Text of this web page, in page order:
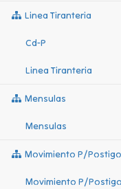
Linea Tiranteria
Cd-P
Linea Tiranteria
Mensulas
Mensulas
Movimiento P/postigo
Movimiento P/postigo